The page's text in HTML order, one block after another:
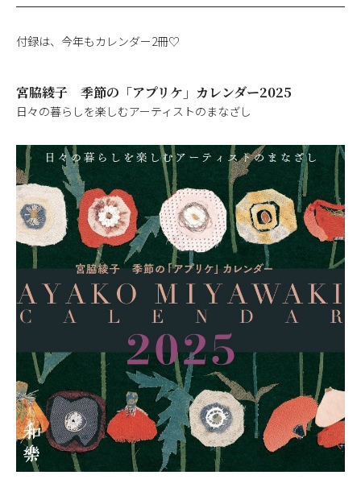
付録は、今年もカレンダー2冊♡
宮脇綾子 季節の「アプリケ」カレンダー2025
日々の暮らしを楽しむアーティストのまなざし